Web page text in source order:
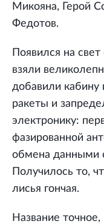
Микояна, Герой
Федотов.
Появился на
взяли
добавили
ракеты и
электронику:
фазированной
обмена данными
Получилось то,
лисья гончая.
Название